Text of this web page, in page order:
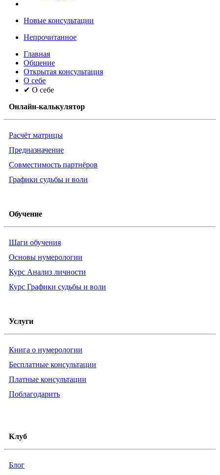
Новые консультации
Непрочитанное
Главная
Общение
Открытая консультация
О себе
✔ О себе
Онлайн-калькулятор
Расчёт матрицы
Предназначение
Совместимость партнёров
Графики судьбы и воли
Обучение
Шаги обучения
Основы нумерологии
Курс Анализ личности
Курс Графики судьбы и воли
Услуги
Книга о нумерологии
Бесплатные консультации
Платные консультации
Поблагодарить
Клуб
Блог